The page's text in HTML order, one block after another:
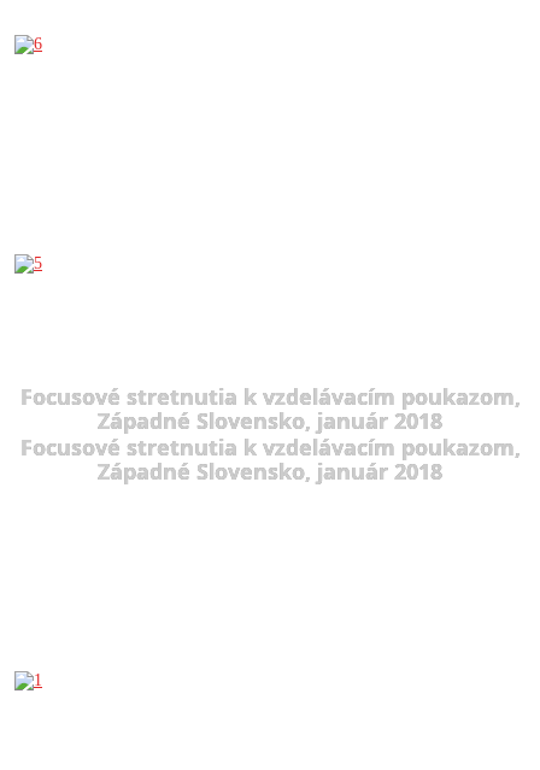
Focusové stretnutia k vzdelávacím poukazom,
Západné Slovensko, január 2018
Focusové stretnutia k vzdelávacím poukazom,
Západné Slovensko, január 2018